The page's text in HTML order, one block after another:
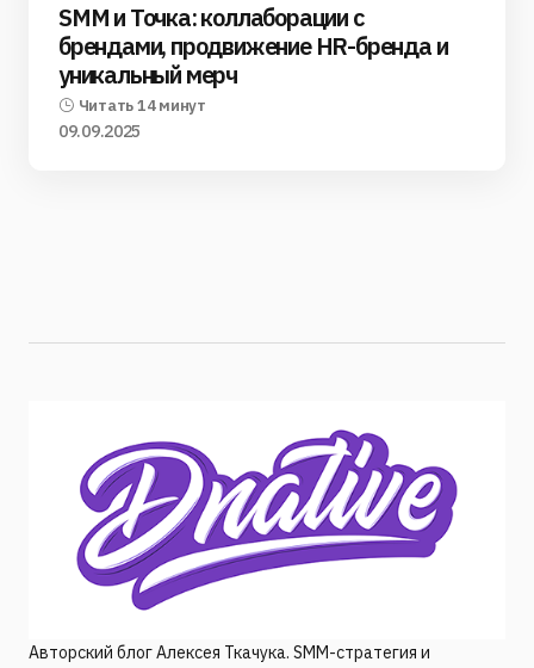
SMM и Точка: коллаборации с
брендами, продвижение HR-бренда и
уникальный мерч
Читать 14 минут
09.09.2025
Авторский блог Алексея Ткачука. SMM-стратегия и